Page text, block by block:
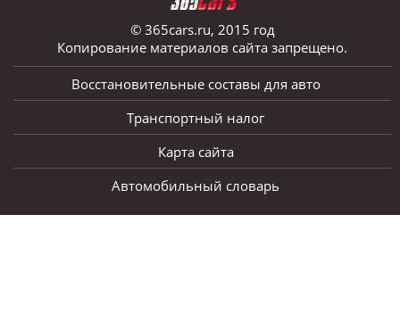
© 365cars.ru, 2015 год
Копирование материалов сайта запрещено.
Восстановительные составы для авто
Транспортный налог
Карта сайта
Автомобильный словарь